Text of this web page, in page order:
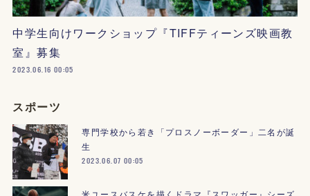
中学生向けワークショップ『TIFFティーンズ映画教
室』募集
2023.06.16 00:05
スポーツ
専門学校から若き「プロスノーボーダー」二名が誕
生
2023.06.07 00:05